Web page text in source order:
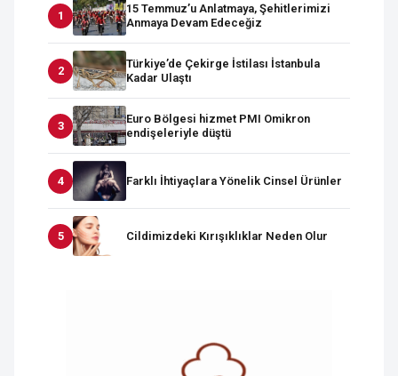
15 Temmuz’u Anlatmaya, Şehitlerimizi
Anmaya Devam Edeceğiz
Türkiye’de Çekirge İstilası İstanbula
Kadar Ulaştı
Euro Bölgesi hizmet PMI Omikron
endişeleriyle düştü
Farklı İhtiyaçlara Yönelik Cinsel Ürünler
Cildimizdeki Kırışıklıklar Neden Olur